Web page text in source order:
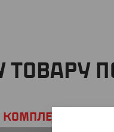
ТОВАРУ
Комплект